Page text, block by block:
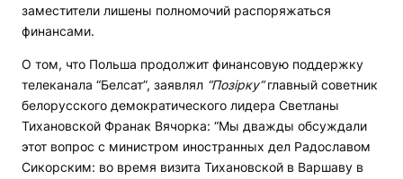
заместители лишены полномочий распоряжаться
финансами.
О том, что Польша продолжит финансовую поддержку
телеканала “Белсат”, заявлял “Позірку“главный советник
белорусского демократического лидера Светланы
Тихановской Франак Вячорка: “Мы дважды обсуждали
этот вопрос с министром иностранных дел Радославом
Сикорским: во время визита Тихановской в Варшаву в